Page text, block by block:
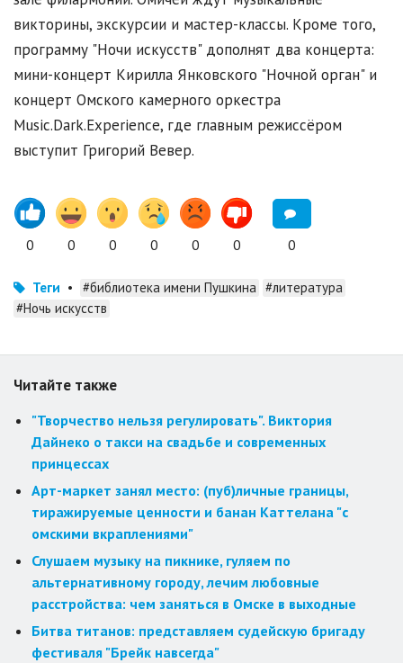
викторины, экскурсии и мастер-классы. Кроме того,
программу "Ночи искусств" дополнят два концерта:
мини-концерт Кирилла Янковского "Ночной орган" и
концерт Омского камерного оркестра
Music.Dark.Eхperience, где главным режиссёром
выступит Григорий Вевер.
0 0 0 0 0 0 0
Теги • #библиотека имени Пушкина #литература
#Ночь искусств
Читайте также
"Творчество нельзя регулировать". Виктория
Дайнеко о такси на свадьбе и современных
принцессах
Арт-маркет занял место: (пуб)личные границы,
тиражируемые ценности и банан Каттелана "с
омскими вкраплениями"
Слушаем музыку на пикнике, гуляем по
альтернативному городу, лечим любовные
расстройства: чем заняться в Омске в выходные
Битва титанов: представляем судейскую бригаду
фестиваля "Брейк навсегда"